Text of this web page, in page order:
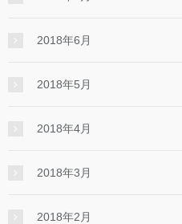
2018年6月
2018年5月
2018年4月
2018年3月
2018年2月